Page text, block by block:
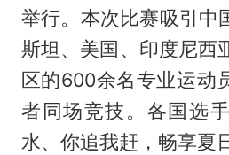
举行。本次比赛吸引中
斯坦、美国、印度尼西
区的600余名专业运动
者同场竞技。各国选
水、你追我赶，畅享夏